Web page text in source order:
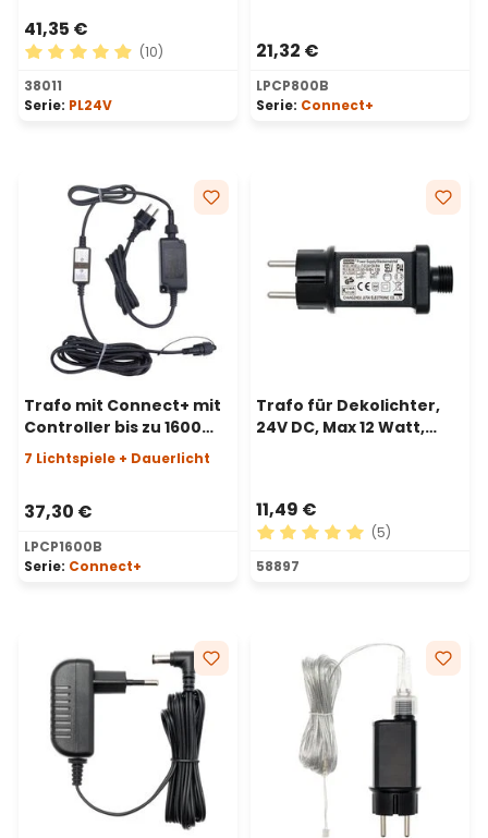
41,35 €
Durchschnittliche Bewertung von 4.9 von 5 Sternen
(10)
38011
Serie: PL24V
21,32 €
LPCP800B
Serie: Connect+
Trafo mit Connect+ mit
Controller bis zu 1600
LEDs, Lichtspiele und
Dauerlicht, schwarzes
7 Lichtspiele + Dauerlicht
37,30 €
LPCP1600B
Serie: Connect+
Trafo für Dekolichter,
24V DC, Max 12 Watt,
11,49 €
Durchschnittliche
(5)
58897